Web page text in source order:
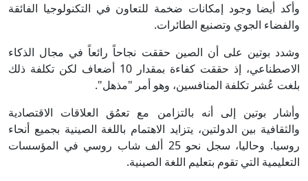
وأكد أيضا وجود إمكانات ضخمة للتعاون في التكنولوجيا الفائقة
والفضاء الجوي وتصنيع الطائرات.
وشدد بوتين على أن الصين حققت نجاحاً رائعاً في مجال الذكاء
الاصطناعي، إذ حققت كفاءة بمقدار 10 أضعاف لكن تكلفة ذلك
بلغت عُشر تكلفة المنافسين، وهو أمر "مذهل".
وأشار بوتين إلى أنه بالتزامن مع تعمُق العلاقات الاقتصادية
والثقافية بين الدولتين، يتزايد الاهتمام باللغة الصينية بجميع أنحاء
روسيا. وحاليا، سجل نحو 25 ألف شاب روسي في المؤسسات
التعليمية التي تقوم بتعليم اللغة الصينية.